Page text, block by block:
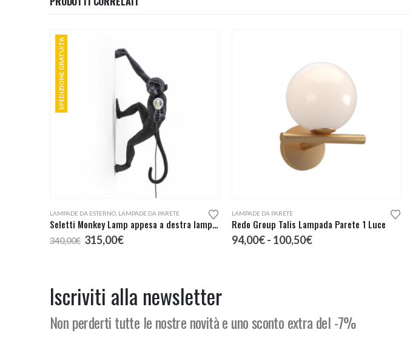
SPEDIZIONE GRATUITA
LAMPADE DA ESTERNO LAMPADE DA PARETE
Seletti Monkey Lamp appesa a destra lampada da esterno
340,00€ Il
prezzo
315,00€Il
LAMPADE DA PARETE
Redo Group Talis Lampada Parete 1 Luce
94,00€- 100,50€Fascia
Iscriviti alla newsletter
Non perderti tutte le nostre novità e uno sconto extra del -7%